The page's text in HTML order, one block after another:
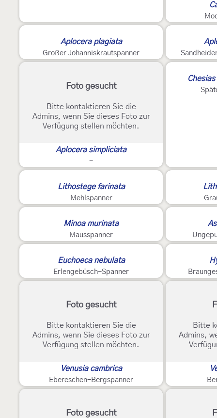
Aplocera plagiata
Großer Johanniskrautspanner
Foto gesucht
Bitte kontaktieren Sie die
Admins, wenn Sie dieses Foto zur
Verfügung stellen möchten.
Aplocera simpliciata
-
Lithostege farinata
Mehlspanner
Minoa murinata
Mausspanner
Euchoeca nebulata
Erlengebüsch-Spanner
Foto gesucht
Bitte kontaktieren Sie die
Admins, wenn Sie dieses Foto zur
Verfügung stellen möchten.
Venusia cambrica
Ebereschen-Bergspanner
Bitte
Admins,
Foto gesucht